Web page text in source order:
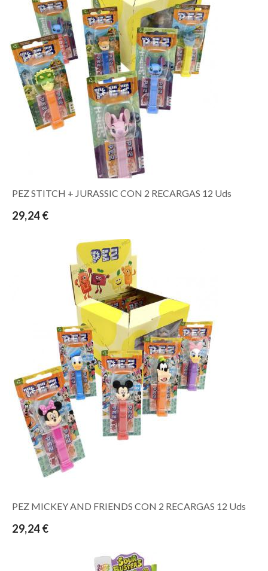
PEZ STITCH + JURASSIC CON 2 RECARGAS 12 Uds
29,24 €
PEZ MICKEY AND FRIENDS CON 2 RECARGAS 12 Uds
29,24 €